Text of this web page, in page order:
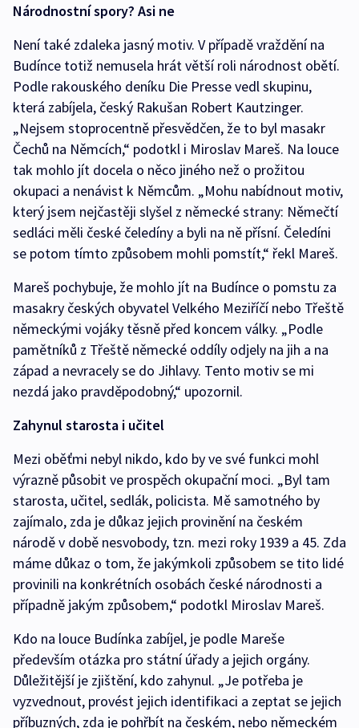
Národnostní spory? Asi ne
Není také zdaleka jasný motiv. V případě vraždění na
Budínce totiž nemusela hrát větší roli národnost obětí.
Podle rakouského deníku Die Presse vedl skupinu,
která zabíjela, český Rakušan Robert Kautzinger.
„Nejsem stoprocentně přesvědčen, že to byl masakr
Čechů na Němcích,“ podotkl i Miroslav Mareš. Na louce
tak mohlo jít docela o něco jiného než o prožitou
okupaci a nenávist k Němcům. „Mohu nabídnout motiv,
který jsem nejčastěji slyšel z německé strany: Němečtí
sedláci měli české čeledíny a byli na ně přísní. Čeledíni
se potom tímto způsobem mohli pomstít,“ řekl Mareš.
Mareš pochybuje, že mohlo jít na Budínce o pomstu za
masakry českých obyvatel Velkého Meziříčí nebo Třeště
německými vojáky těsně před koncem války. „Podle
pamětníků z Třeště německé oddíly odjely na jih a na
západ a nevracely se do Jihlavy. Tento motiv se mi
nezdá jako pravděpodobný,“ upozornil.
Zahynul starosta i učitel
Mezi oběťmi nebyl nikdo, kdo by ve své funkci mohl
výrazně působit ve prospěch okupační moci. „Byl tam
starosta, učitel, sedlák, policista. Mě samotného by
zajímalo, zda je důkaz jejich provinění na českém
národě v době nesvobody, tzn. mezi roky 1939 a 45. Zda
máme důkaz o tom, že jakýmkoli způsobem se tito lidé
provinili na konkrétních osobách české národnosti a
případně jakým způsobem,“ podotkl Miroslav Mareš.
Kdo na louce Budínka zabíjel, je podle Mareše
především otázka pro státní úřady a jejich orgány.
Důležitější je zjištění, kdo zahynul. „Je potřeba je
vyzvednout, provést jejich identifikaci a zeptat se jejich
příbuzných, zda je pohřbít na českém, nebo německém